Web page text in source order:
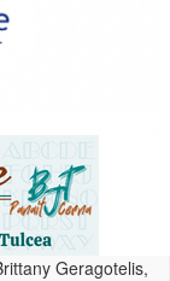
Geragotelis,